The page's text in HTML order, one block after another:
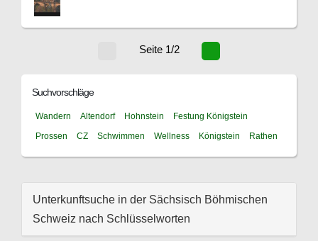
Seite 1/2
Suchvorschläge
Wandern Altendorf Hohnstein
Festung Königstein
Prossen
CZ Schwimmen Wellness Königstein Rathen
Unterkunftsuche in der Sächsisch Böhmischen
Schweiz nach Schlüsselworten